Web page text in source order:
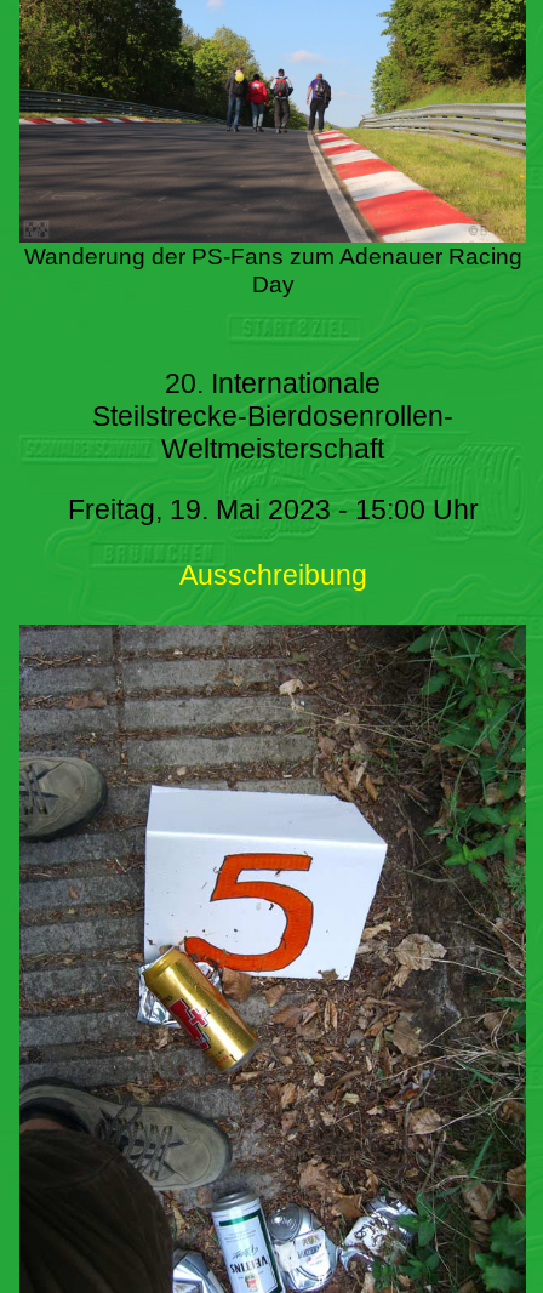
Wanderung der PS-Fans zum Adenauer Racing
Day
20. Internationale
Steilstrecke-Bierdosenrollen-
Weltmeisterschaft
Freitag, 19. Mai 2023 - 15:00 Uhr
Ausschreibung